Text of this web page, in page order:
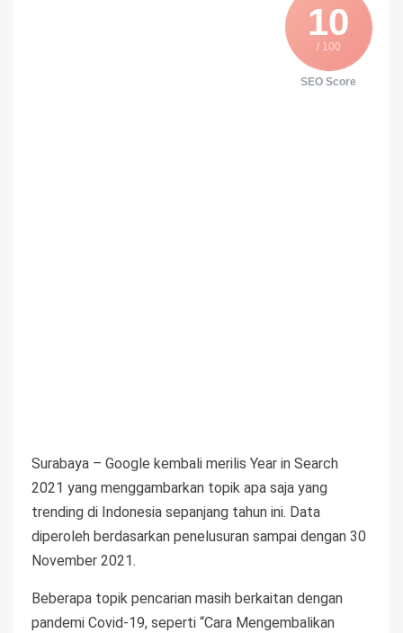
10
/ 100
SEO Score
Surabaya – Google kembali merilis Year in Search
2021 yang menggambarkan topik apa saja yang
trending di Indonesia sepanjang tahun ini. Data
diperoleh berdasarkan penelusuran sampai dengan 30
November 2021.
Beberapa topik pencarian masih berkaitan dengan
pandemi Covid-19, seperti “Cara Mengembalikan